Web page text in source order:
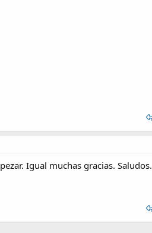
Igual muchas gracias. Saludos.